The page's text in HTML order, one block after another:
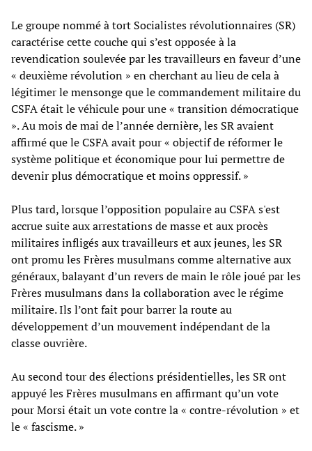
Le groupe nommé à tort Socialistes révolutionnaires (SR)
caractérise cette couche qui s’est opposée à la
revendication soulevée par les travailleurs en faveur d’une
« deuxième révolution » en cherchant au lieu de cela à
légitimer le mensonge que le commandement militaire du
CSFA était le véhicule pour une « transition démocratique
». Au mois de mai de l’année dernière, les SR avaient
affirmé que le CSFA avait pour « objectif de réformer le
système politique et économique pour lui permettre de
devenir plus démocratique et moins oppressif. »
Plus tard, lorsque l’opposition populaire au CSFA s'est
accrue suite aux arrestations de masse et aux procès
militaires infligés aux travailleurs et aux jeunes, les SR
ont promu les Frères musulmans comme alternative aux
généraux, balayant d’un revers de main le rôle joué par les
Frères musulmans dans la collaboration avec le régime
militaire. Ils l’ont fait pour barrer la route au
développement d’un mouvement indépendant de la
classe ouvrière.
Au second tour des élections présidentielles, les SR ont
appuyé les Frères musulmans en affirmant qu’un vote
pour Morsi était un vote contre la « contre-révolution » et
le « fascisme. »